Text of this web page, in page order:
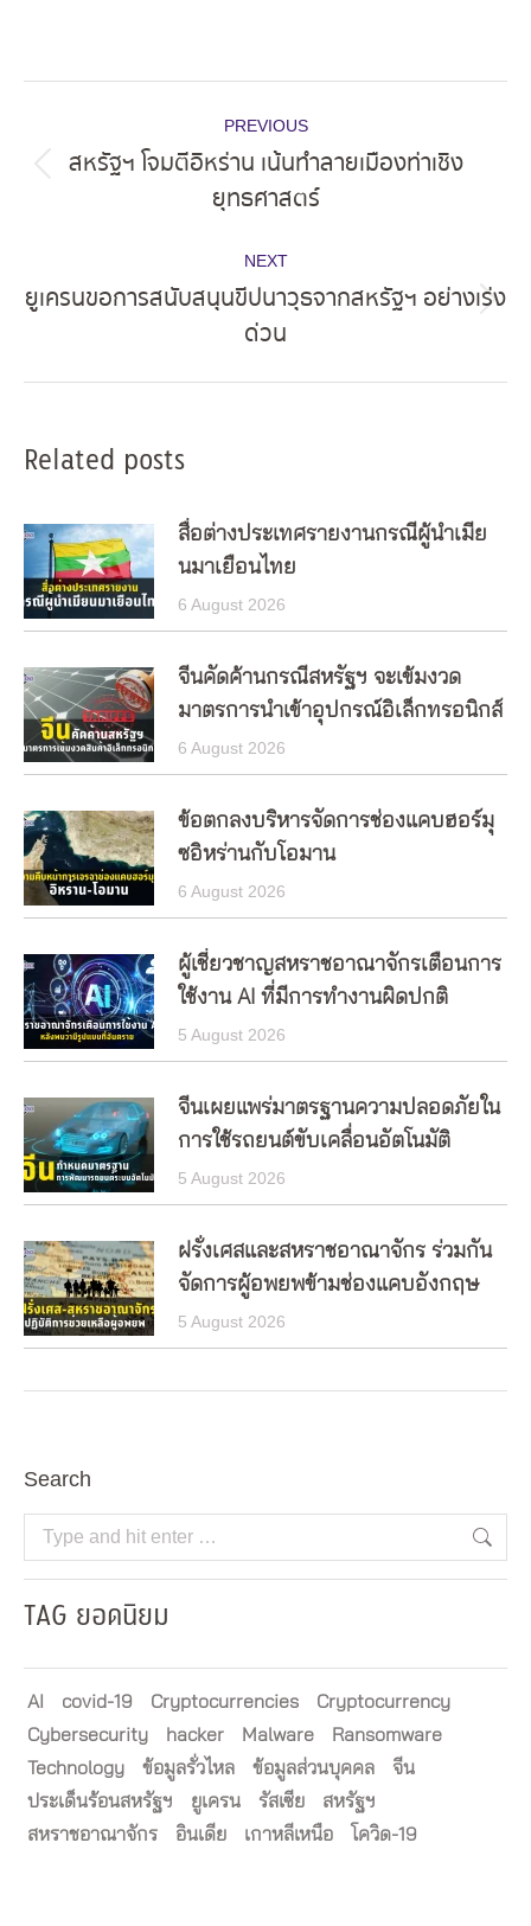
navigation
PREVIOUS
post:
สหรัฐฯ โจมตีอิหร่าน เน้นทำลายเมืองท่าเชิง
ยุทธศาสตร์
NEXT
Next
post:
ยูเครนขอการสนับสนุนขีปนาวุธจากสหรัฐฯ อย่างเร่ง
ด่วน
Related posts
สื่อต่างประเทศรายงานกรณีผู้นำเมีย
นมาเยือนไทย
6 August 2026
จีนคัดค้านกรณีสหรัฐฯ จะเข้มงวด
มาตรการนำเข้าอุปกรณ์อิเล็กทรอนิกส์
6 August 2026
ข้อตกลงบริหารจัดการช่องแคบฮอร์มุ
ซอิหร่านกับโอมาน
6 August 2026
ผู้เชี่ยวชาญสหราชอาณาจักรเตือนการ
ใช้งาน AI ที่มีการทำงานผิดปกติ
5 August 2026
จีนเผยแพร่มาตรฐานความปลอดภัยใน
การใช้รถยนต์ขับเคลื่อนอัตโนมัติ
5 August 2026
ฝรั่งเศสและสหราชอาณาจักร ร่วมกัน
จัดการผู้อพยพข้ามช่องแคบอังกฤษ
5 August 2026
Search
Search:
TAG ยอดนิยม
AI covid-19 Cryptocurrencies
Cryptocurrency
Cybersecurity
hacker Malware
Ransomware
Technology
ข้อมูลรั่วไหล ข้อมูลส่วนบุคคล
จีน
ประเด็นร้อนสหรัฐฯ
ยูเครน รัสเซีย
สหรัฐฯ
สหราชอาณาจักร
อินเดีย เกาหลีเหนือ โควิด-19